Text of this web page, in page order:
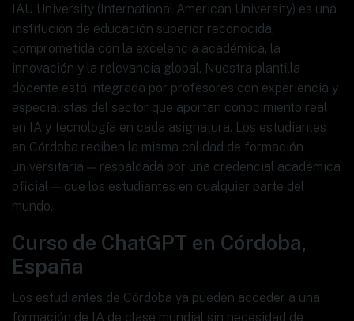
IAU University (International American University) es una
institución de educación superior reconocida,
comprometida con la excelencia académica, la
innovación y la relevancia global. Nuestra plantilla
docente está integrada por profesores con experiencia y
especialistas del sector que aportan conocimiento real
en IA y tecnología en cada asignatura. Los estudiantes
en Córdoba reciben la misma calidad de formación
universitaria — respaldada por una credencial académica
oficial — que los estudiantes en cualquier parte del
mundo.
Curso de ChatGPT en Córdoba,
España
Los estudiantes de Córdoba ya pueden acceder a una
formación de IA de clase mundial sin necesidad de